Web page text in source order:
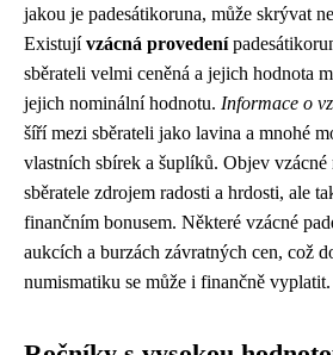
jakou je padesátikoruna, může skrývat
Existujívzácná provedení
sběrateli velmi ceněná a jejich hodnota
jejich nominální hodnotu. Informace o
šíří mezi sběrateli jako lavina a mnohé
vlastních sbírek a šuplíků. Objev
sběratele zdrojem radosti a hrdosti, ale
finančním bonusem. Některé vzácné
aukcích a burzách závratných cen, což
numismatiku se může i finančně vyplatit.